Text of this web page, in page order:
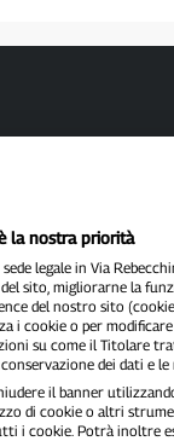
la nostra priorità
legale in Via
sito, migliorarne la
del nostro sito
i cookie o per
su come il Titolare
dei dati e
il banner
di cookie o altri
i cookie. Potrà inoltre